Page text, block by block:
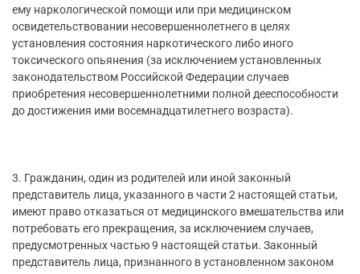
ему наркологической помощи или при медицинском
освидетельствовании несовершеннолетнего в целях
установления состояния наркотического либо иного
токсического опьянения (за исключением установленных
законодательством Российской Федерации случаев
приобретения несовершеннолетними полной дееспособности
до достижения ими восемнадцатилетнего возраста).
3. Гражданин, один из родителей или иной законный
представитель лица, указанного в части 2 настоящей статьи,
имеют право отказаться от медицинского вмешательства или
потребовать его прекращения, за исключением случаев,
предусмотренных частью 9 настоящей статьи. Законный
представитель лица, признанного в установленном законом